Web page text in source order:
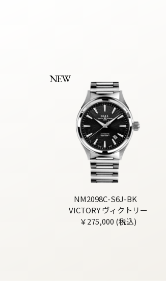
NEW
NM2098C-S6J-BK
VICTORY ヴィクトリー
￥275,000 (税込)